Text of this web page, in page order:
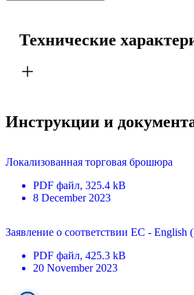
Технические
Инструкции и
Локализованная торговая брошюра
PDF файл, 325.4 kB
8 December 2023
Заявление о соответствии ЕС - English
PDF файл, 425.3 kB
20 November 2023